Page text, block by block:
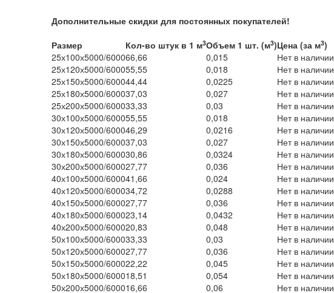
Дополнительные скидки для постоянных покупателей!
Размер
Кол-во штук в 1 м3Объем 1 шт. (м3)Цена (за м3)
25х100х5000/600066,66 0,015 Нет в наличии
25х120х5000/600055,55 0,018 Нет в наличии
25х150х5000/600044,44 0,0225 Нет в наличии
25х180х5000/600037,03 0,027 Нет в наличии
25х200х5000/600033,33 0,03 Нет в наличии
30х100х5000/600055,55 0,018 Нет в наличии
30х120х5000/600046,29 0,0216 Нет в наличии
30х150х5000/600037,03 0,027 Нет в наличии
30х180х5000/600030,86 0,0324 Нет в наличии
30х200х5000/600027,77 0,036 Нет в наличии
40х100х5000/600041,66 0,024 Нет в наличии
40х120х5000/600034,72 0,0288 Нет в наличии
40х150х5000/600027,77 0,036 Нет в наличии
40х180х5000/600023,14 0,0432 Нет в наличии
40х200х5000/600020,83 0,048 Нет в наличии
50х100х5000/600033,33 0,03 Нет в наличии
50х120х5000/600027,77 0,036 Нет в наличии
50х150х5000/600022,22 0,045 Нет в наличии
50х180х5000/600018,51 0,054 Нет в наличии
50х200х5000/600016,66 0,06 Нет в наличии